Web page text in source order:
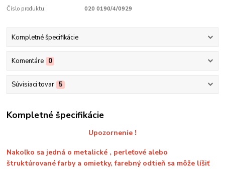
Číslo produktu: 020 0190/4/0929
Kompletné špecifikácie
Komentáre 0
Súvisiaci tovar 5
Kompletné špecifikácie
Upozornenie !
Nakoľko sa jedná o metalické , perleťové alebo
štruktúrované farby a omietky, farebný odtieň sa môže líšiť